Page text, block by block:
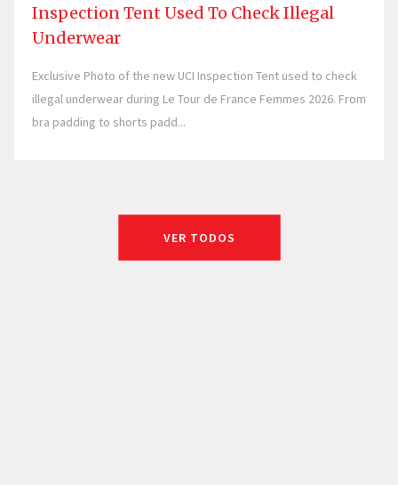
Inspection Tent Used To Check Illegal
Underwear
Exclusive Photo of the new UCI Inspection Tent used to check
illegal underwear during Le Tour de France Femmes 2026. From
bra padding to shorts padd...
VER TODOS